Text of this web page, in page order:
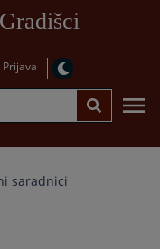
Prijava
saradnici